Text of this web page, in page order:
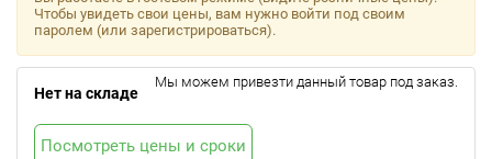
Чтобы увидеть свои цены, вам нужно войти под своим
паролем (или зарегистрироваться).
Нет на складе
Мы можем привезти данный товар под заказ.
Посмотреть цены и сроки